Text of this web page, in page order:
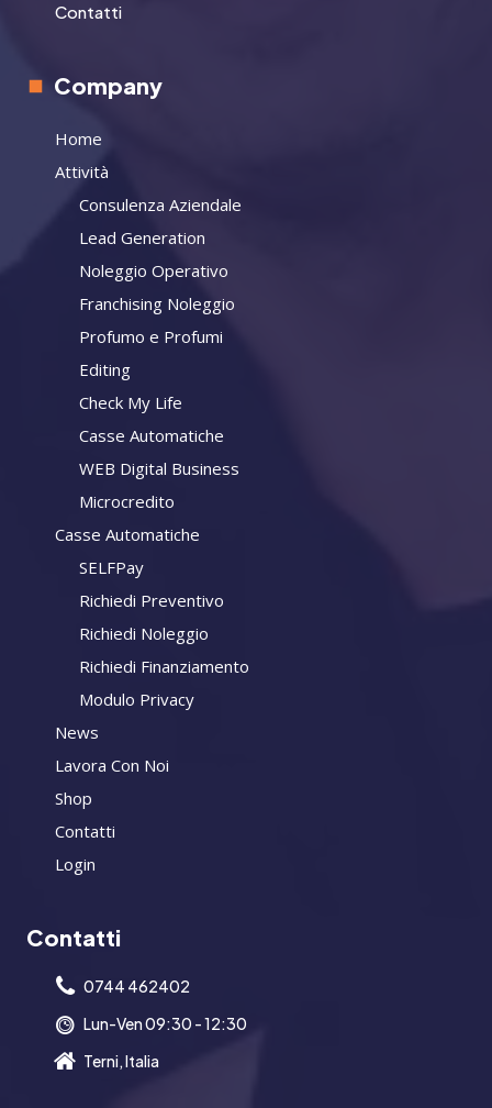
Contatti
Company
Home
Attività
Consulenza Aziendale
Lead Generation
Noleggio Operativo
Franchising Noleggio
Profumo e Profumi
Editing
Check My Life
Casse Automatiche
WEB Digital Business
Microcredito
Casse Automatiche
SELFPay
Richiedi Preventivo
Richiedi Noleggio
Richiedi Finanziamento
Modulo Privacy
News
Lavora Con Noi
Shop
Contatti
Login
Contatti
0744 462402
Lun-Ven 09:30 - 12:30
Terni, Italia